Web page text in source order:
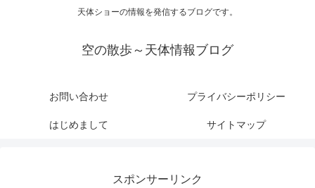
天体ショーの情報を発信するブログです。
空の散歩～天体情報ブログ
お問い合わせ プライバシーポリシー
はじめまして サイトマップ
スポンサーリンク